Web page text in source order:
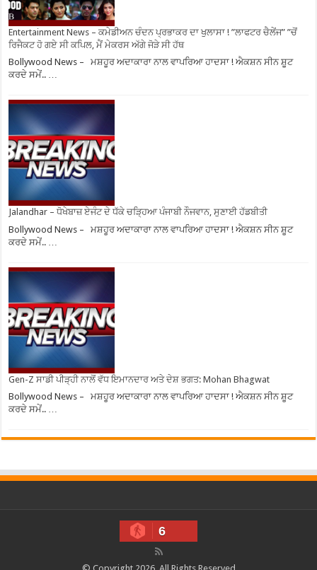
Entertainment News – ਕਮੇਡੀਅਨ ਚੰਦਨ ਪ੍ਰਭਾਕਰ ਦਾ ਖੁਲਾਸਾ ! ”ਲਾਫਟਰ ਚੈਲੇਂਜ” ”ਚੋਂ
ਰਿਜੈਕਟ ਹੋ ਗਏ ਸੀ ਕਪਿਲ, ਮੈਂ ਮੇਕਰਸ ਅੱਗੇ ਜੋੜੇ ਸੀ ਹੱਥ
Bollywood News – ਮਸ਼ਹੂਰ ਅਦਾਕਾਰਾ ਨਾਲ ਵਾਪਰਿਆ ਹਾਦਸਾ ! ਐਕਸ਼ਨ ਸੀਨ ਸ਼ੂਟ
ਕਰਦੇ ਸਮੇਂ.. …
Jalandhar – ਧੋਖੇਬਾਜ਼ ਏਜੰਟ ਦੇ ਧੱਕੇ ਚੜ੍ਹਿਆ ਪੰਜਾਬੀ ਨੌਜਵਾਨ, ਸੁਣਾਈ ਹੱਡਬੀਤੀ
Bollywood News – ਮਸ਼ਹੂਰ ਅਦਾਕਾਰਾ ਨਾਲ ਵਾਪਰਿਆ ਹਾਦਸਾ ! ਐਕਸ਼ਨ ਸੀਨ ਸ਼ੂਟ
ਕਰਦੇ ਸਮੇਂ.. …
Gen-Z ਸਾਡੀ ਪੀੜ੍ਹੀ ਨਾਲੋਂ ਵੱਧ ਇਮਾਨਦਾਰ ਅਤੇ ਦੇਸ਼ ਭਗਤ: Mohan Bhagwat
Bollywood News – ਮਸ਼ਹੂਰ ਅਦਾਕਾਰਾ ਨਾਲ ਵਾਪਰਿਆ ਹਾਦਸਾ ! ਐਕਸ਼ਨ ਸੀਨ ਸ਼ੂਟ
ਕਰਦੇ ਸਮੇਂ.. …
6